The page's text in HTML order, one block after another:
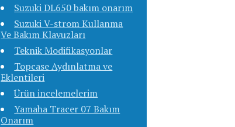
Suzuki DL650 bakım onarım
Suzuki V-strom Kullanma
Ve Bakım Klavuzları
Teknik Modifikasyonlar
Topcase Aydınlatma ve
Eklentileri
Ürün incelemelerim
Yamaha Tracer 07 Bakım
Onarım